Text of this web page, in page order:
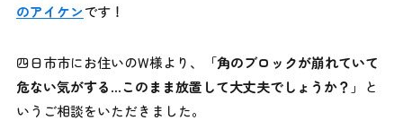
のアイケンです！
四日市市にお住いのW様より、「角のブロックが崩れていて
危ない気がする…このまま放置して大丈夫でしょうか？ 」と
いうご相談をいただきました。